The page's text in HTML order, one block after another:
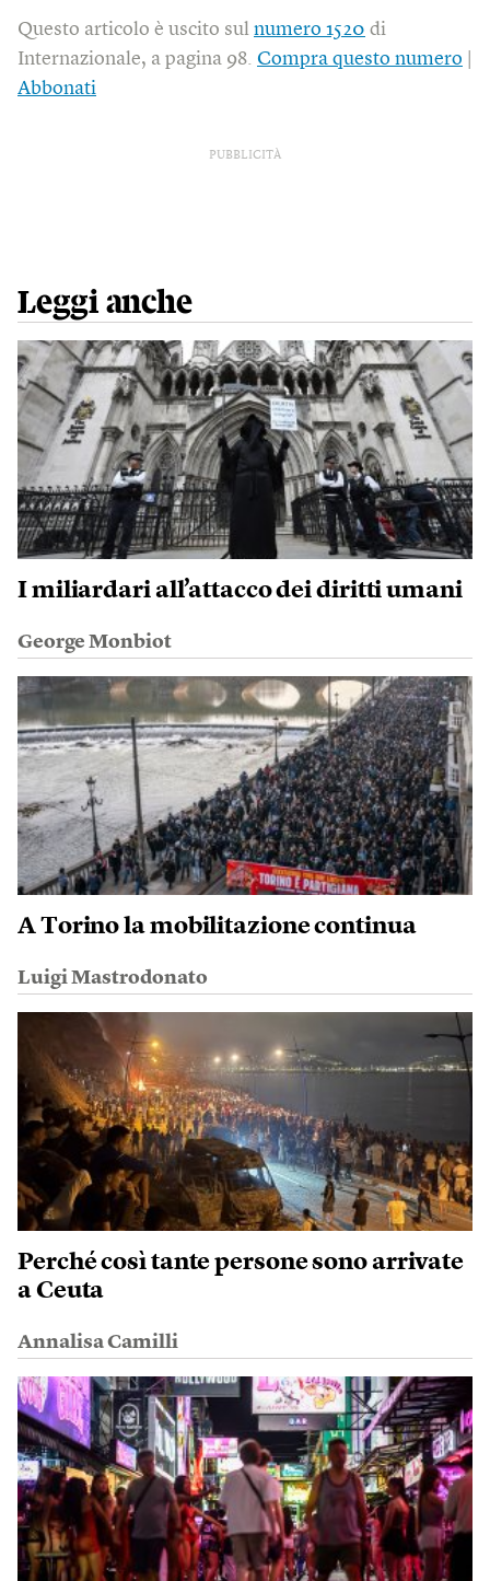
Questo articolo è uscito sul numero 1520 di
Internazionale, a pagina 98. Compra questo numero
Abbonati
PUBBLICITÀ
Leggi anche
I miliardari all’attacco dei diritti umani
George Monbiot
A Torino la mobilitazione continua
Luigi Mastrodonato
Perché così tante persone sono arrivate
a Ceuta
Annalisa Camilli